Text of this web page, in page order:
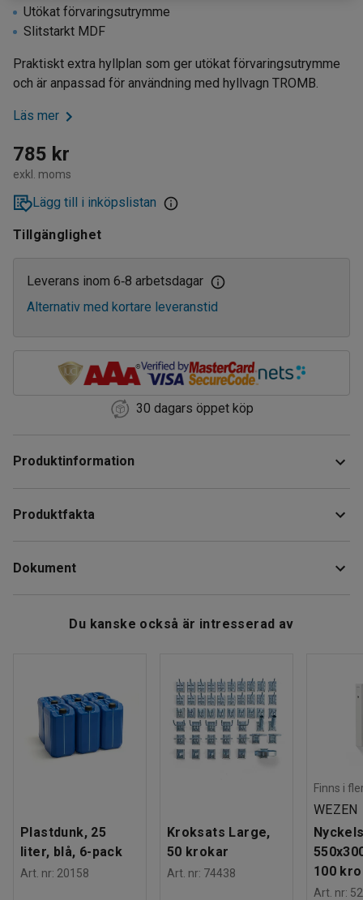
Utökat förvaringsutrymme
Slitstarkt MDF
Praktiskt extra hyllplan som ger utökat förvaringsutrymme
och är anpassad för användning med hyllvagn TROMB.
Läs mer
785 kr
exkl. moms
Lägg till i inköpslistan
Tillgänglighet
Leverans inom 6‑8 arbetsdagar
Alternativ med kortare leveranstid
30 dagars öppet köp
Produktinformation
Det är tillverkat i slitstarkt och tåligt MDF.
hyllvagn TROMB.
Produktfakta
Höjd: 12 mm
kg
Dokument
Du kanske också är intresserad av
Plastdunk, 25
liter, blå, 6-pack
Art. nr: 20158
Kroksats Large,
50 krokar
Art. nr: 74438
Finns i
WEZEN
100
Art. nr: